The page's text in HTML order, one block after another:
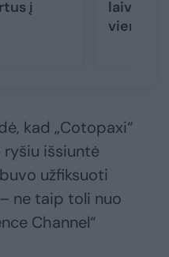
į
laivai?
vieną
kad „Cotopaxi“
ryšiu išsiuntė
užfiksuoti
ne taip toli nuo
Channel“